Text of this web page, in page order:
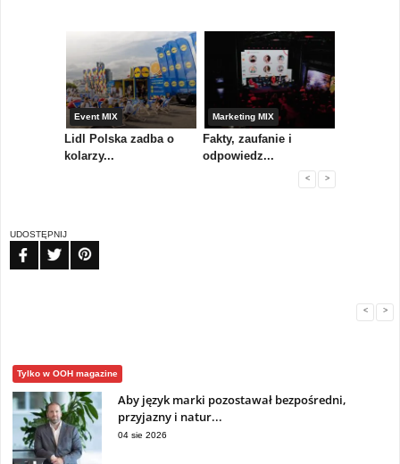
Event MIX
Lidl Polska zadba o
kolarzy...
Marketing MIX
Fakty, zaufanie i
odpowiedz...
< >
UDOSTĘPNIJ
< >
Tylko w OOH magazine
Aby język marki pozostawał bezpośredni,
przyjazny i natur...
04 sie 2026